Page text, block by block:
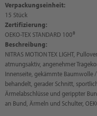
Verpackungseinheit:
15 Stück
Zertifizierung:
OEKO-TEX STANDARD 100®
Beschreibung:
NITRAS MOTION TEX LIGHT,
atmungsaktiv, angenehmer
Innenseite, gekämmte Baumwolle
behandelt, gerader Schnitt,
Ärmelabschlüsse und gerippter
an Bund, Ärmeln und Schulter,